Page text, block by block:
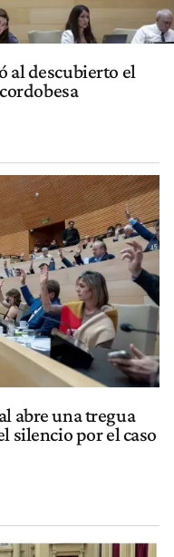
al descubierto el
abre una tregua
silencio por el caso